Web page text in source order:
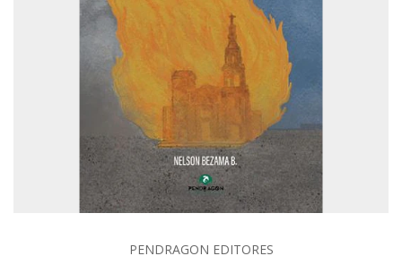
PENDRAGON EDITORES